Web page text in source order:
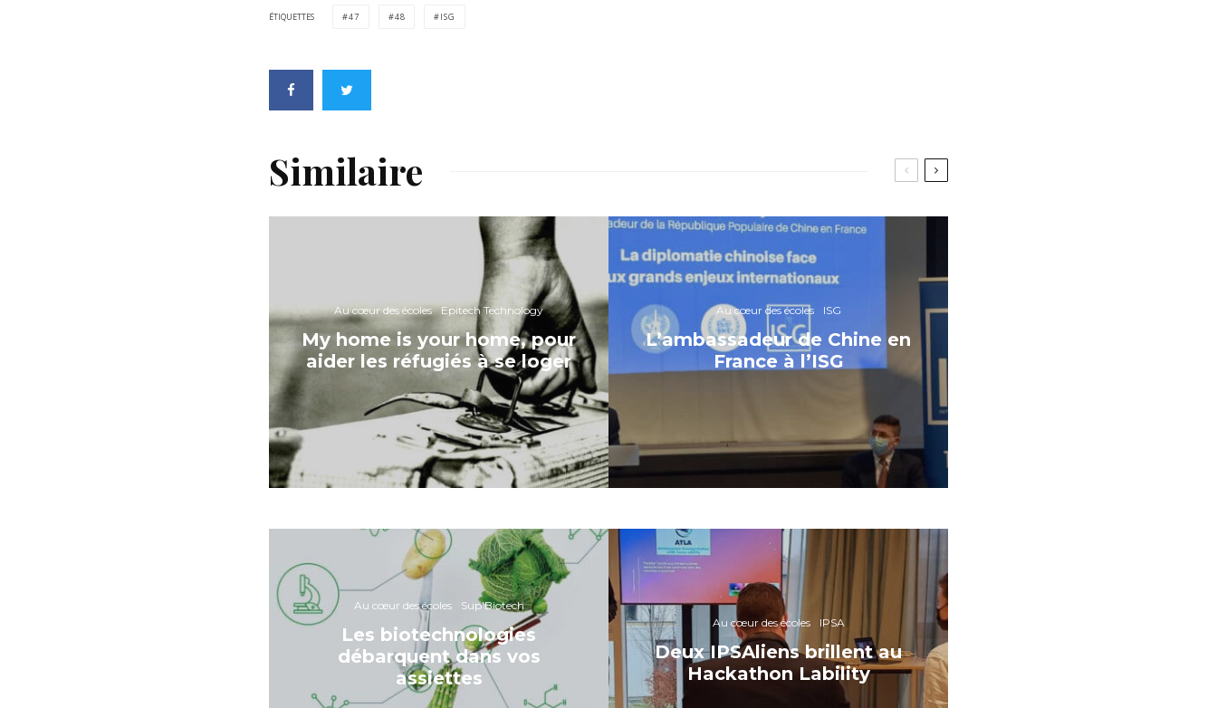
ÉTIQUETTES 47 48 ISG
Similaire
Au cœur des écoles Epitech Technology
My home is your home, pour
aider les réfugiés à se loger
Au cœur des écoles ISG
L’ambassadeur de Chine en
France à l’ISG
Au cœur des écoles Sup'Biotech
Les biotechnologies
débarquent dans vos
assiettes
Au cœur des écoles IPSA
Deux IPSAliens brillent au
Hackathon Lability